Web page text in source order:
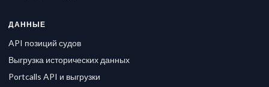
ДАННЫЕ
API позиций судов
Выгрузка исторических данных
Portcalls API и выгрузки